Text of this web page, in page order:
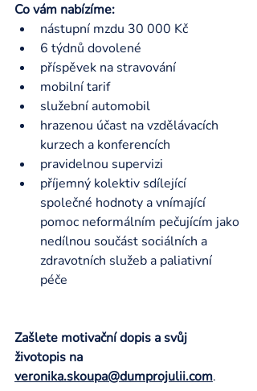
Co vám nabízíme:
nástupní mzdu 30 000 Kč
6 týdnů dovolené
příspěvek na stravování
mobilní tarif
služební automobil
hrazenou účast na vzdělávacích
kurzech a konferencích
pravidelnou supervizi
příjemný kolektiv sdílející
společné hodnoty a vnímající
pomoc neformálním pečujícím jako
nedílnou součást sociálních a
zdravotních služeb a paliativní
péče
Zašlete motivační dopis a svůj
životopis na
veronika.skoupa@dumprojulii.com.